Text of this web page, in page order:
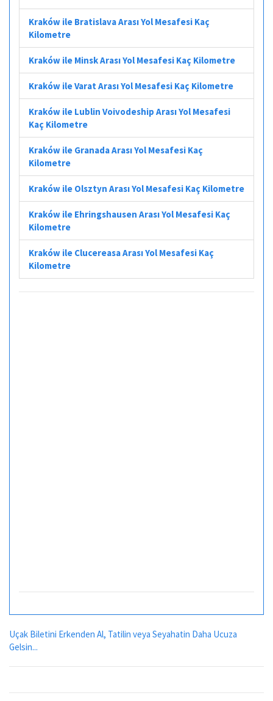
Kraków ile Bratislava Arası Yol Mesafesi Kaç
Kilometre
Kraków ile Minsk Arası Yol Mesafesi Kaç Kilometre
Kraków ile Varat Arası Yol Mesafesi Kaç Kilometre
Kraków ile Lublin Voivodeship Arası Yol Mesafesi
Kaç Kilometre
Kraków ile Granada Arası Yol Mesafesi Kaç
Kilometre
Kraków ile Olsztyn Arası Yol Mesafesi Kaç Kilometre
Kraków ile Ehringshausen Arası Yol Mesafesi Kaç
Kilometre
Kraków ile Clucereasa Arası Yol Mesafesi Kaç
Kilometre
Uçak Biletini Erkenden Al, Tatilin veya Seyahatin Daha Ucuza
Gelsin...